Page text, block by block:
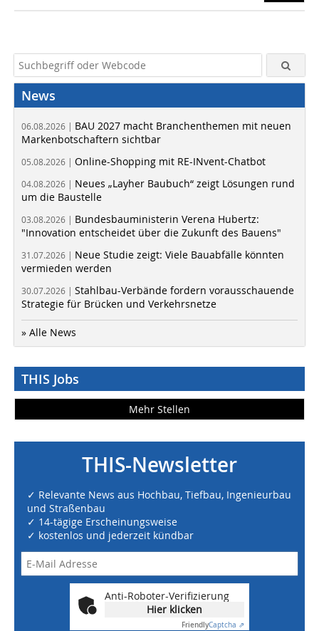
News
06.08.2026 | BAU 2027 macht Branchenthemen mit neuen
Markenbotschaftern sichtbar
05.08.2026 | Online-Shopping mit RE-INvent-Chatbot
04.08.2026 | Neues „Layher Baubuch“ zeigt Lösungen rund
um die Baustelle
03.08.2026 | Bundesbauministerin Verena Hubertz:
"Innovation entscheidet über die Zukunft des Bauens"
31.07.2026 | Neue Studie zeigt: Viele Bauabfälle könnten
vermieden werden
30.07.2026 | Stahlbau-Verbände fordern vorausschauende
Strategie für Brücken und Verkehrsnetze
» Alle News
THIS Jobs
Mehr Stellen
THIS-Newsletter
✓ Relevante News aus Hochbau, Tiefbau, Ingenieurbau
und Straßenbau
✓ 14-tägige Erscheinungsweise
✓ kostenlos und jederzeit kündbar
Anti-Roboter-Verifizierung
Hier klicken
FriendlyCaptcha ⇗